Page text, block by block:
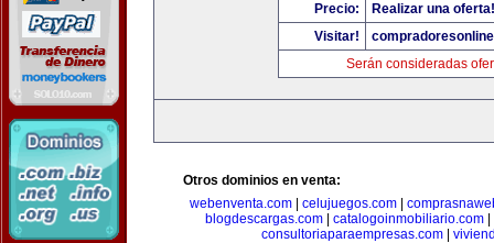
Precio:
Realizar una oferta!
Visitar!
Serán consideradas
Otros dominios en venta:
webenventa.com| celujuegos.com|
blogdescargas.com| catalogoinmobiliario.com|
consultoriaparaempresas.com|